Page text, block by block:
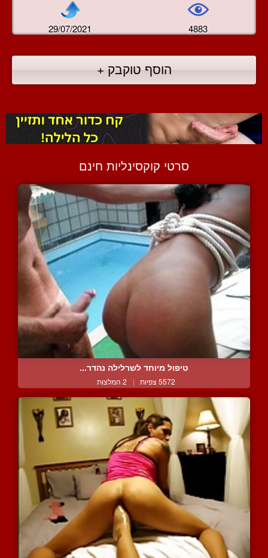
29/07/2021 4883
הוסף טוקבק +
סרטי קוקסינליות חינם
טיפול מיוחד לשרלילה נהדר...
5572 צפיות | 2 המלצות